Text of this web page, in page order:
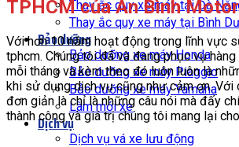
Thay ắc quy xe máy tại Đà
Thay ắc quy xe máy tại Bình
Bảo dưỡng
Bảo dưỡng xe máy Honda
Bảo dưỡng xe máy Piaggio
Bảo dưỡng xe máy Yamaha
Làm mới xe
Dịch vụ
Dịch vụ vá xe lưu động
TPHCM của An Bình Motor
Với hơn 10 năm hoạt động trong lĩnh vực
tphcm. Chúng tôi đã và đang phục vụ
mỗi tháng và kèm theo đó luôn luôn là
khi sử dụng dịch vụ cũng như cảm ơn. Với
đơn giản là chỉ là những câu nói mà đấy
thành công và giá trị chúng tôi mang lại